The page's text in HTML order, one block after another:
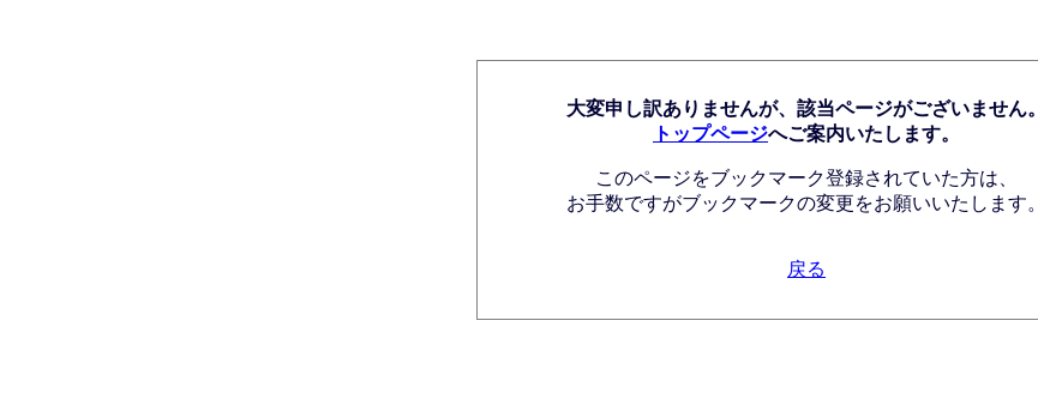
大変申し訳ありませんが、該当ページがございません。
トップページへご案内いたします。
このページをブックマーク登録されていた方は、
お手数ですがブックマークの変更をお願いいたします。
戻る